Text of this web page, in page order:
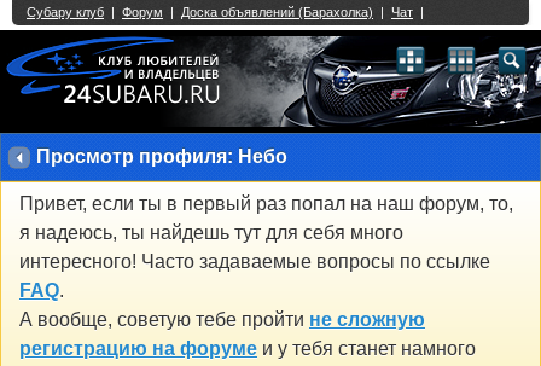
Просмотр профиля: Небо
Привет, если ты в первый раз попал на наш форум, то,
я надеюсь, ты найдешь тут для себя много
интересного! Часто задаваемые вопросы по ссылке
FAQ.
А вообще, советую тебе пройти не сложную
регистрацию на форуме и у тебя станет намного
Single Sign On provided byvBSSO
2 3 4 5 6 7 8 9 10 11 12 13 14 15 16 17 18 21 22 23 24 25 26
27 28 29 30 31 32 33 34 35 36 37 38 39 40 41 42 43